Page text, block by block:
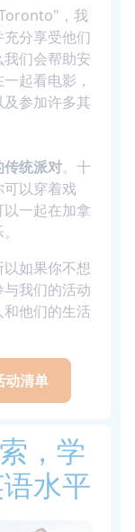
，我
分享受他们
们会帮助安
起看电影，
参加许多其
传统派对。十
可以穿着戏
以一起在加拿
如果你不想
我们的活动
他们的生活
动清单
，学
水平